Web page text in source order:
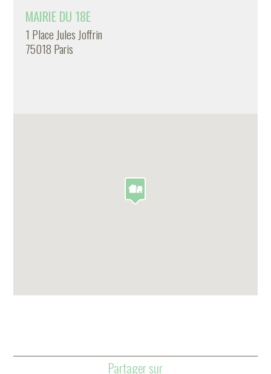
MAIRIE DU 18E
1 Place Jules Joffrin
75018 Paris
Partager sur